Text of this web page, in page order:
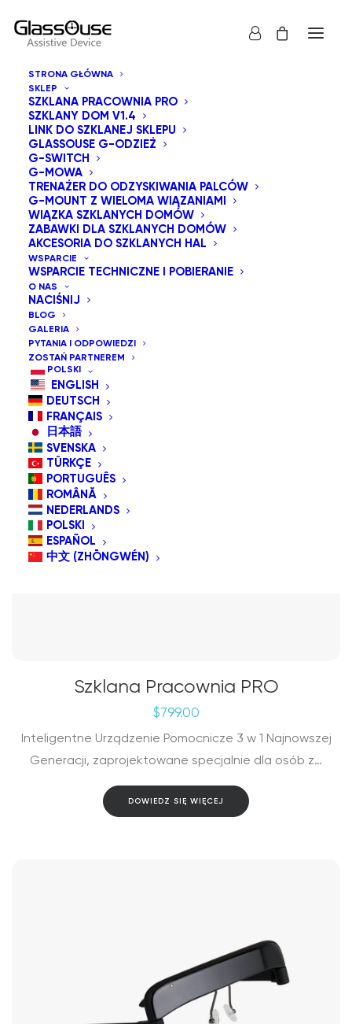
STRONA GŁÓWNA
SKLEP
SZKLANA PRACOWNIA PRO
SZKLANY DOM V1.4
LINK DO SZKLANEJ SKLEPU
GLASSOUSE G-ODZIEŻ
G-SWITCH
G-MOWA
TRENAŻER DO ODZYSKIWANIA PALCÓW
G-MOUNT Z WIELOMA WIĄZANIAMI
WIĄZKA SZKLANYCH DOMÓW
ZABAWKI DLA SZKLANYCH DOMÓW
AKCESORIA DO SZKLANYCH HAL
WSPARCIE
WSPARCIE TECHNICZNE I POBIERANIE
O NAS
NACIŚNIJ
BLOG
GALERIA
PYTANIA I ODPOWIEDZI
ZOSTAŃ PARTNEREM
POLSKI
ENGLISH
DEUTSCH
FRANÇAIS
日本語
SVENSKA
TÜRKÇE
PORTUGUÊS
ROMÂNĂ
NEDERLANDS
POLSKI
ESPAÑOL
中文 (ZHŌNGWÉN)
Urządzenia wspomagające GlassOuse
Domyślne sortowanie
Sortuj wg popularności
Sortuj po cenie od najniższej
Szklana Pracownia PRO
$799.00
Inteligentne Urządzenie Pomocnicze 3 w 1 Najnowszej
Generacji, zaprojektowane specjalnie dla osób z…
DOWIEDZ SIĘ WIĘCEJ